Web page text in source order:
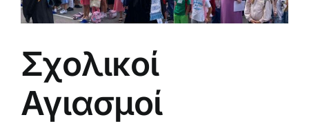
Σχολικοί
Αγιασμοί